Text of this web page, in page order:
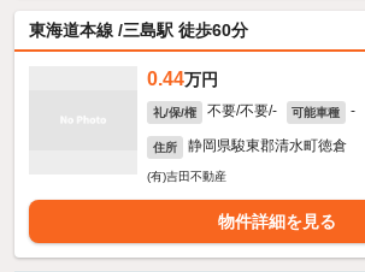
東海道本線 /三島駅 徒歩60分
0.44万円
礼/保/権 不要/不要/- 可能車種 -
住所 静岡県駿東郡清水町徳倉
(有)吉田不動産
物件詳細を見る